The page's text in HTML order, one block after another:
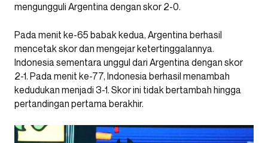
mengungguli Argentina dengan skor 2-0.
Pada menit ke-65 babak kedua, Argentina berhasil
mencetak skor dan mengejar ketertinggalannya.
Indonesia sementara unggul dari Argentina dengan skor
2-1. Pada menit ke-77, Indonesia berhasil menambah
kedudukan menjadi 3-1. Skor ini tidak bertambah hingga
pertandingan pertama berakhir.